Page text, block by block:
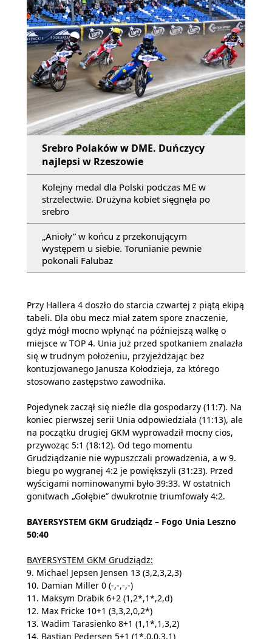
Srebro Polaków w DME. Duńczycy
najlepsi w Rzeszowie
Kolejny medal dla Polski podczas ME w
strzelectwie. Drużyna kobiet sięgnęła po
srebro
„Anioły” w końcu z przekonującym
występem u siebie. Torunianie pewnie
pokonali Falubaz
Przy Hallera 4 doszło do starcia czwartej z piątą ekipą
tabeli. Dla obu mecz miał zatem spore znaczenie,
gdyż mógł mocno wpłynąć na późniejszą walkę o
miejsce w TOP 4. Unia już przed spotkaniem znalazła
się w trudnym położeniu, przyjeżdżając bez
kontuzjowanego Janusza Kołodzieja, za którego
stosowano zastępstwo zawodnika.
Pojedynek zaczął się nieźle dla gospodarzy (11:7). Na
koniec pierwszej serii Unia odpowiedziała (11:13), ale
na początku drugiej GKM wyprowadził mocny cios,
przywożąc 5:1 (18:12). Od tego momentu
Grudziądzanie nie wypuszczali prowadzenia, a w 9.
biegu po wygranej 4:2 je powiększyli (31:23). Przed
wyścigami nominowanymi było 39:33. W ostatnich
gonitwach „Gołębie” dwukrotnie triumfowały 4:2.
BAYERSYSTEM GKM Grudziądz – Fogo Unia Leszno
50:40
BAYERSYSTEM GKM Grudziądz:
9. Michael Jepsen Jensen 13 (3,2,3,2,3)
10. Damian Miller 0 (-,-,-,-)
11. Maksym Drabik 6+2 (1,2*,1*,2,d)
12. Max Fricke 10+1 (3,3,2,0,2*)
13. Wadim Tarasienko 8+1 (1,1*,1,3,2)
14. Bastian Pedersen 5+1 (1*,0,0,3,1)